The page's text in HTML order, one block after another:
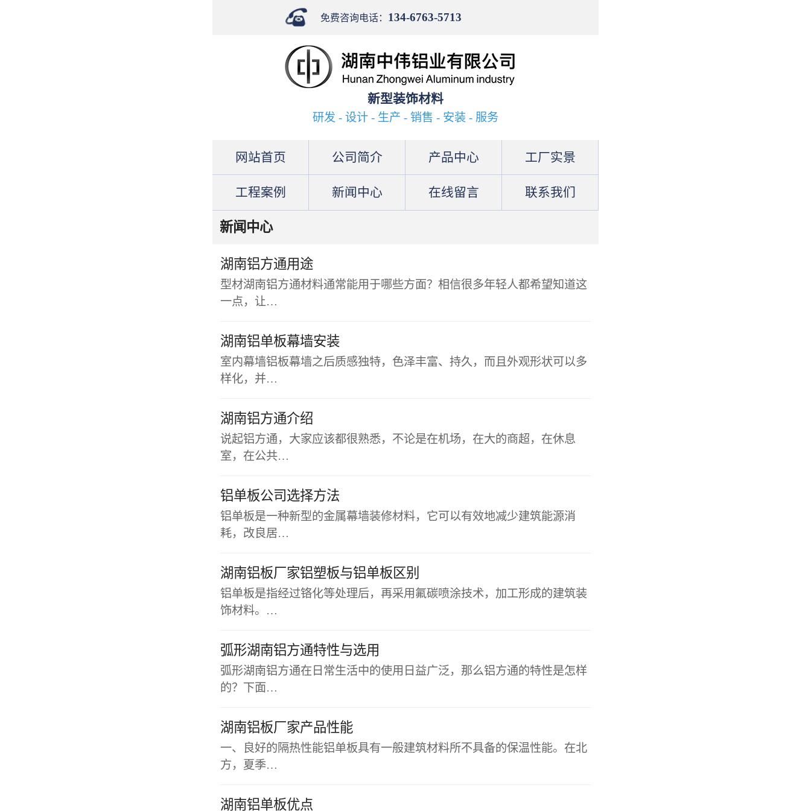
免费咨询电话： 134-6763-5713
新型装饰材料
研发 - 设计 - 生产 - 销售 - 安装 - 服务
网站首页 公司简介 产品中心 工厂实景
工程案例 新闻中心 在线留言 联系我们
新闻中心
湖南铝方通用途
型材湖南铝方通材料通常能用于哪些方面？相信很多年轻人都希望知道这
一点，让…
湖南铝单板幕墙安装
室内幕墙铝板幕墙之后质感独特，色泽丰富、持久，而且外观形状可以多
样化，并…
湖南铝方通介绍
说起铝方通，大家应该都很熟悉，不论是在机场，在大的商超，在休息
室，在公共…
铝单板公司选择方法
铝单板是一种新型的金属幕墙装修材料，它可以有效地减少建筑能源消
耗，改良居…
湖南铝板厂家铝塑板与铝单板区别
铝单板是指经过铬化等处理后，再采用氟碳喷涂技术，加工形成的建筑装
饰材料。…
弧形湖南铝方通特性与选用
弧形湖南铝方通在日常生活中的使用日益广泛，那么铝方通的特性是怎样
的？下面…
湖南铝板厂家产品性能
一、良好的隔热性能铝单板具有一般建筑材料所不具备的保温性能。在北
方，夏季…
湖南铝单板优点